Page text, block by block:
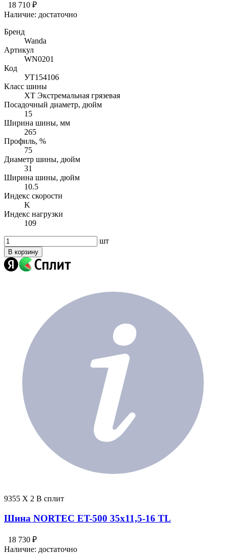
18 710 ₽
Наличие: достаточно
Бренд
Wanda
Артикул
WN0201
Код
УТ154106
Класс шины
XT Экстремальная грязевая
Посадочный диаметр, дюйм
15
Ширина шины, мм
265
Профиль, %
75
Диаметр шины, дюйм
31
Ширина шины, дюйм
10.5
Индекс скорости
K
Индекс нагрузки
109
шт
В корзину
9355 X 2 В сплит
Шина NORTEC ET-500 35х11,5-16 TL
18 730 ₽
Наличие: достаточно